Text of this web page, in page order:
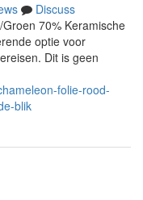
Discuss
70% Keramische
optie voor
Dit is geen
folie-rood-
blik